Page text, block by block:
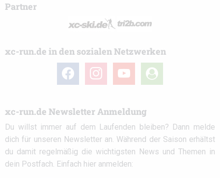
Partner
xc-run.de in den sozialen Netzwerken
facebook instagramyoutube
user-
circle
xc-run.de Newsletter Anmeldung
Du willst immer auf dem Laufenden bleiben? Dann melde
dich für unseren Newsletter an. Während der Saison erhältst
du damit regelmäßig die wichtigsten News und Themen in
dein Postfach. Einfach hier anmelden: